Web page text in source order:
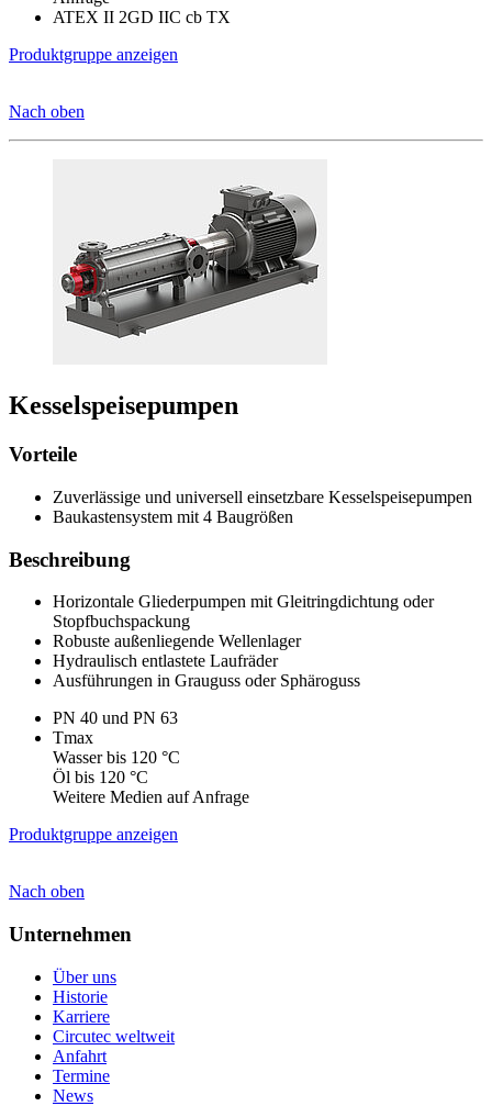
ATEX II 2GD IIC cb TX
Produktgruppe anzeigen
Nach oben
Kesselspeisepumpen
Vorteile
Zuverlässige und universell einsetzbare Kesselspeisepumpen
Baukastensystem mit 4 Baugrößen
Beschreibung
Horizontale Gliederpumpen mit Gleitringdichtung oder
Stopfbuchspackung
Robuste außenliegende Wellenlager
Hydraulisch entlastete Laufräder
Ausführungen in Grauguss oder Sphäroguss
PN 40 und PN 63
Tmax
Wasser bis 120 °C
Öl bis 120 °C
Weitere Medien auf Anfrage
Produktgruppe anzeigen
Nach oben
Unternehmen
Über uns
Historie
Karriere
Circutec weltweit
Anfahrt
Termine
News